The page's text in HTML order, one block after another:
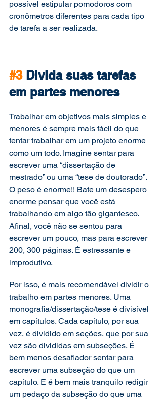
possível estipular pomodoros com
cronômetros diferentes para cada tipo
de tarefa a ser realizada.
#3 Divida suas tarefas
em partes menores
Trabalhar em objetivos mais simples e
menores é sempre mais fácil do que
tentar trabalhar em um projeto enorme
como um todo. Imagine sentar para
escrever uma “dissertação de
mestrado” ou uma “tese de doutorado”.
O peso é enorme!! Bate um desespero
enorme pensar que você está
trabalhando em algo tão gigantesco.
Afinal, você não se sentou para
escrever um pouco, mas para escrever
200, 300 páginas. É estressante e
improdutivo.
Por isso, é mais recomendável dividir o
trabalho em partes menores. Uma
monografia/dissertação/tese é divisível
em capítulos. Cada capítulo, por sua
vez, é dividido em seções, que por sua
vez são divididas em subseções. É
bem menos desafiador sentar para
escrever uma subseção do que um
capítulo. E é bem mais tranquilo redigir
um pedaço da subseção do que uma